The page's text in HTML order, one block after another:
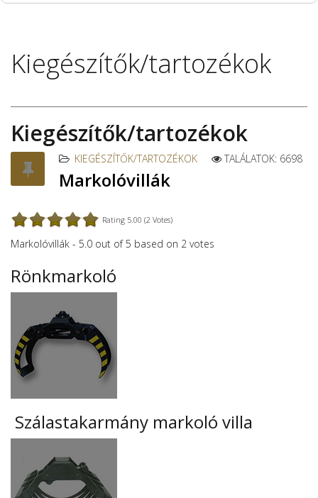
Kiegészítők/tartozékok
Kiegészítők/tartozékok
KIEGÉSZÍTŐK/TARTOZÉKOK TALÁLATOK: 6698
Markolóvillák
Rating 5.00 (2 Votes)
Markolóvillák - 5.0 out of5 based on 2 votes
Rönkmarkoló
Szálastakarmány markoló villa